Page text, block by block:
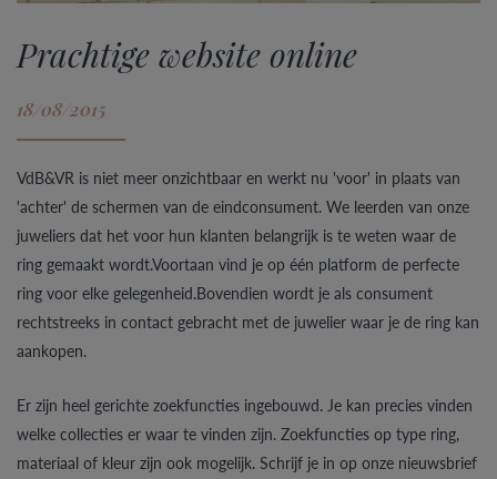
Prachtige website online
18/08/2015
VdB&VR is niet meer onzichtbaar en werkt nu 'voor' in plaats van
'achter' de schermen van de eindconsument. We leerden van onze
juweliers dat het voor hun klanten belangrijk is te weten waar de
ring gemaakt wordt.Voortaan vind je op één platform de perfecte
ring voor elke gelegenheid.Bovendien wordt je als consument
rechtstreeks in contact gebracht met de juwelier waar je de ring kan
aankopen.
Er zijn heel gerichte zoekfuncties ingebouwd. Je kan precies vinden
welke collecties er waar te vinden zijn. Zoekfuncties op type ring,
materiaal of kleur zijn ook mogelijk. Schrijf je in op onze nieuwsbrief